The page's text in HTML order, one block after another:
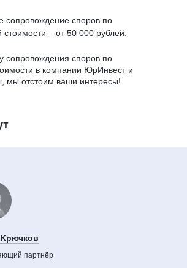
сопровождение споров по
стоимости – от 50 000 рублей.
сопровождения споров по
в компании ЮрИнвест и
мы отстоим ваши интересы!
партнёр